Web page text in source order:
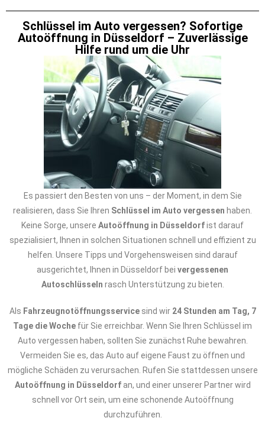
Schlüssel im Auto vergessen? Sofortige
Autoöffnung in Düsseldorf – Zuverlässige
Hilfe rund um die Uhr
Es passiert den Besten von uns – der Moment, in dem Sie
realisieren, dass Sie Ihren Schlüssel im Auto vergessen haben.
Keine Sorge, unsere Autoöffnung in Düsseldorfist darauf
spezialisiert, Ihnen in solchen Situationen schnell und effizient zu
helfen. Unsere Tipps und Vorgehensweisen sind darauf
ausgerichtet, Ihnen in Düsseldorf bei vergessenen
Autoschlüsseln rasch Unterstützung zu bieten.
Als Fahrzeugnotöffnungsservicesind wir 24 Stunden am Tag, 7
Tage die Woche für Sie erreichbar. Wenn Sie Ihren Schlüssel im
Auto vergessen haben, sollten Sie zunächst Ruhe bewahren.
Vermeiden Sie es, das Auto auf eigene Faust zu öffnen und
mögliche Schäden zu verursachen. Rufen Sie stattdessen unsere
Autoöffnung in Düsseldorfan, und einer unserer Partner wird
schnell vor Ort sein, um eine schonende Autoöffnung
durchzuführen.